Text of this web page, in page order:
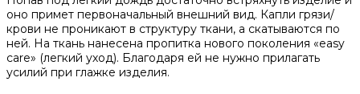
оно примет первоначальный внешний вид. Капли грязи/
крови не проникают в структуру ткани, а скатываются по
ней. На ткань нанесена пропитка нового поколения «easy
care» (легкий уход). Благодаря ей не нужно прилагать
усилий при глажке изделия.